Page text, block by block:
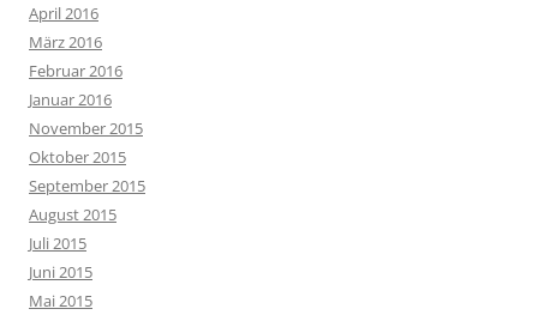
April 2016
März 2016
Februar 2016
Januar 2016
November 2015
Oktober 2015
September 2015
August 2015
Juli 2015
Juni 2015
Mai 2015